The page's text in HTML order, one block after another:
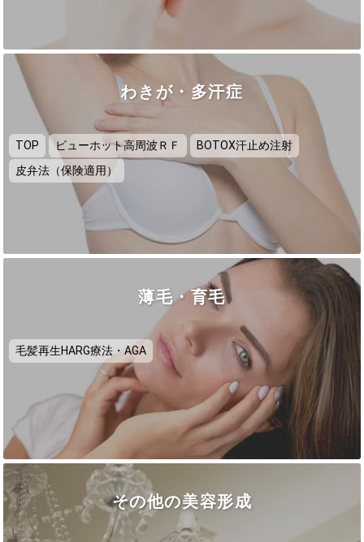
わきが・多汗症
TOP ビューホット高周波ＲＦ
BOTOX汗止め注射
皮弁法（保険適用）
薄毛・育毛
毛髪再生HARG療法・AGA
その他の美容形成